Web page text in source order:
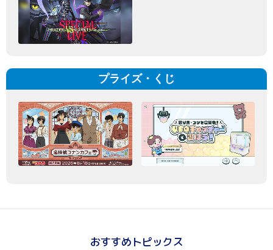
プライズ・くじ
おすすめトピックス